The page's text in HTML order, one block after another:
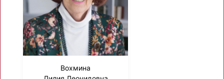
Вохмина